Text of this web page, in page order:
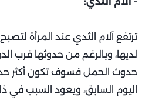
ترتفع آلام الثدي عند المرأة
لديها، وبالرغم من حدوثها قرب
حدوث الحمل فسوف تكون أكثر
اليوم السابق، ويعود السبب في